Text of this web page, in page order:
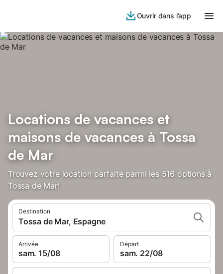
Ouvrir dans l’app
Locations de vacances et
maisons de vacances à Tossa
de Mar
Trouvez votre location parfaite parmi les 516 options à
Tossa de Mar!
Destination
Tossa de Mar, Espagne
Arrivée
sam. 15/08
Départ
sam. 22/08